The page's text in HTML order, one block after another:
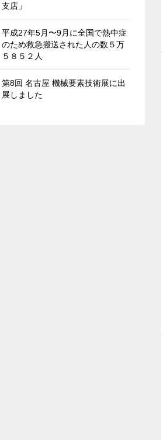
支店」
平成27年5月〜9月に全国で熱中症
のため救急搬送された人の数５万
５８５２人
第8回 名古屋 機械要素技術展に出
展しました